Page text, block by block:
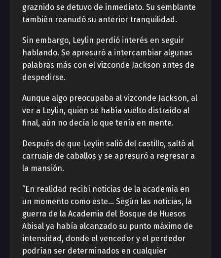
graznido se detuvo de inmediato. Su semblante
también reanudó su anterior tranquilidad.
Sin embargo, Leylin perdió interés en seguir
hablando. Se apresuró a intercambiar algunas
palabras más con el vizconde Jackson antes de
despedirse.
Aunque algo preocupaba al vizconde Jackson, al
ver a Leylin, quien se había vuelto distraído al
final, aún no decía lo que tenía en mente.
Después de que Leylin salió del castillo, saltó al
carruaje de caballos y se apresuró a regresar a
la mansión.
“En realidad recibí noticias de la academia en
un momento como este… Según las noticias, la
guerra de la Academia del Bosque de Huesos
Abisal ya había alcanzado su punto máximo de
intensidad, donde el vencedor y el perdedor
podrían ser determinados en cualquier